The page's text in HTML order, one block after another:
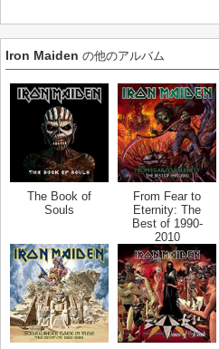
Iron Maiden の他のアルバム
The Book of
Souls
From Fear to
Eternity: The
Best of 1990-
2010